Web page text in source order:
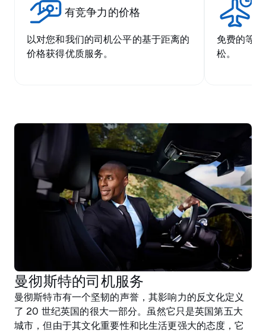
有竞争力的价格
以对您和我们的司机公平的基于距离的
价格获得优质服务。
免费的等
松。
曼彻斯特的司机服务
曼彻斯特市有一个坚韧的声誉，其影响力的反文化定义
了 20 世纪英国的很大一部分。虽然它只是英国第五大
城市，但由于其文化重要性和比生活更强大的态度，它